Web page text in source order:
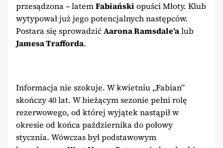
przesądzona – latemFabiański opuści Młoty. Klub
wytypował już jego potencjalnych następców.
Postara się sprowadzićAarona Ramsdale’alub
Jamesa Trafforda.
Informacja nie szokuje. W kwietniu „Fabian”
skończy 40 lat. W bieżącym sezonie pełni rolę
rezerwowego, od której wyjątek nastąpił w
okresie od końca października do połowy
stycznia. Wówczas był podstawowym